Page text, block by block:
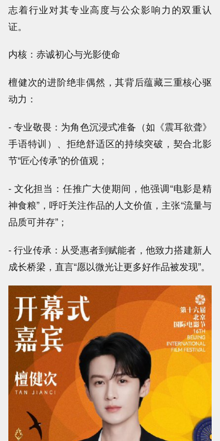
志着行业对其专业高度与公众影响力的双重认
证。
内核：赤诚初心与光影使命
檀健次的进阶绝非偶然，其背后蕴藏三重核心驱
动力：
- 专业敬畏：为角色沉浸式准备（如《震耳欲聋》
手语特训）、拒绝舒适区的持续突破，契合北影
节“匠心传承”的价值观；
- 文化担当：任推广大使期间，他强调“电影是精
神食粮”，呼吁关注作品的人文价值，主张“流量与
品质可并存”；
- 行业传承：从受惠者到赋能者，他致力搭建新人
成长桥梁，直言“愿以微光让更多好作品被发现”。